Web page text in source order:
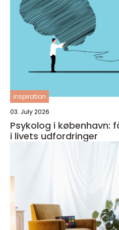
inspiration
03. July 2026
Psykolog i københavn:
i livets udfordringer